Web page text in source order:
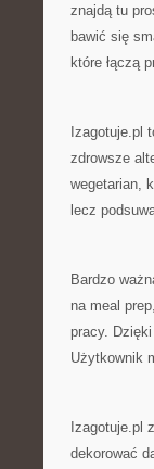
znajdą tu
bawić się
które łączą
Izagotuje.pl
zdrowsze
wegetarian,
lecz
Bardzo
na meal
pracy.
Użytkownik
Izagotuje.pl
dekorować